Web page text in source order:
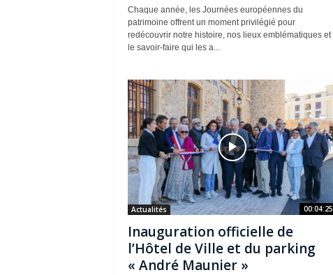
Chaque année, les Journées européennes du
patrimoine offrent un moment privilégié pour
redécouvrir notre histoire, nos lieux emblématiques et
le savoir-faire qui les a...
00:04:25
Actualités
Inauguration officielle de
l’Hôtel de Ville et du parking
« André Maunier »